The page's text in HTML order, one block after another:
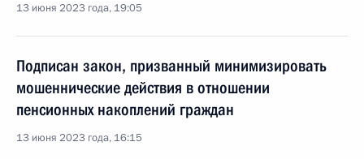
13 июня 2023 года, 19:05
Подписан закон, призванный минимизировать
мошеннические действия в отношении
пенсионных накоплений граждан
13 июня 2023 года, 16:15